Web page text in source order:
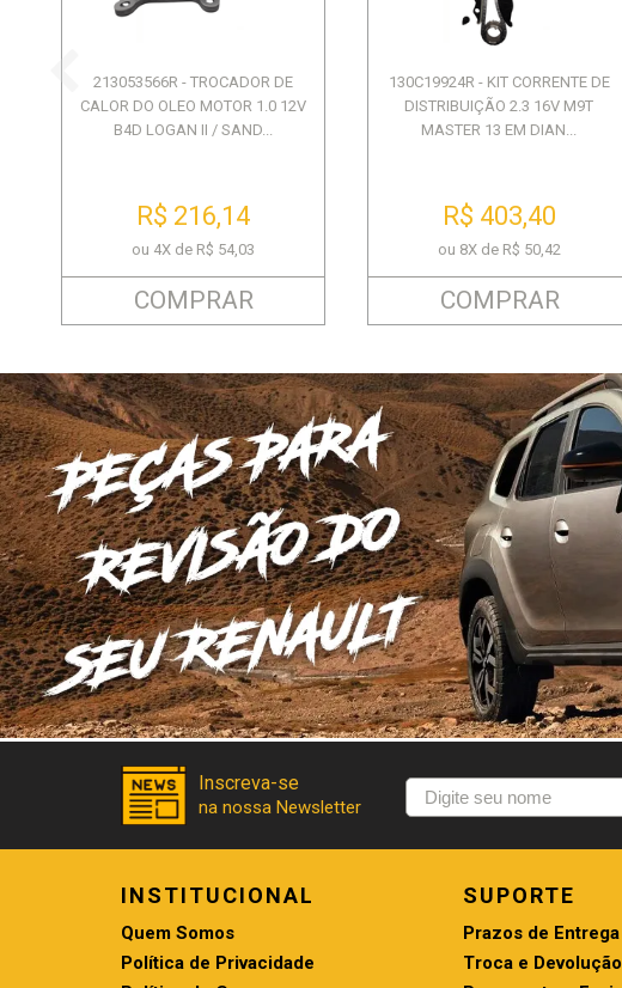
213053566R - TROCADOR DE
CALOR DO OLEO MOTOR 1.0 12V
B4D LOGAN II / SAND...
R$ 216,14
ou 4X de R$ 54,03
COMPRAR
130C19924R - KIT CORRENTE DE
DISTRIBUIÇÃO 2.3 16V M9T
MASTER 13 EM DIAN...
R$ 403,40
ou 8X de R$ 50,42
COMPRAR
INSTITUCIONAL
Quem Somos
Política de Privacidade
SUPORTE
Prazos de Entrega
Troca e Devolução